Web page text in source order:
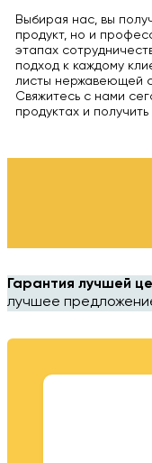
Выбирая нас, вы
продукт, но и
этапах
подход к каждому
листы нержавеющей
Свяжитесь с нами
продуктах и
Гарантия лучшей
лучшее